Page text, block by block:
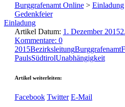
Burggrafenamt Online> Einladung
Gedenkfeier
Einladung
Artikel Datum: 1. Dezember 2015
Kommentare: 0
2015BezirksleitungBurggrafenamt
PaulsSüdtirolUnabhängigkeit
Artikel weiterleiten:
Facebook Twitter E-Mail